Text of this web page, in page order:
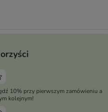
10% przy pierwszym zamówieniu a
kolejnym!